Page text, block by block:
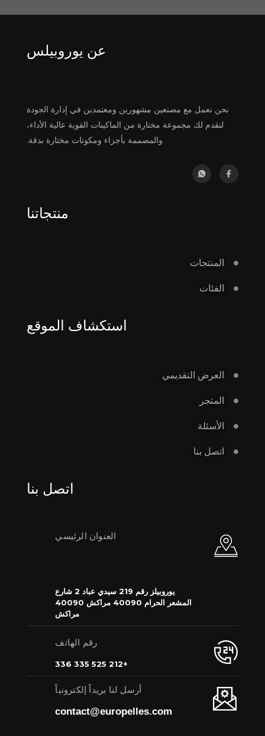
عن يوروبيلس
نحن نعمل مع مصنعين مشهورين ومعتمدين في إدارة الجودة
لنقدم لك مجموعة مختارة من الماكينات القوية عالية الأداء،
والمصممة بأجزاء ومكونات مختارة بدقة.
منتجاتنا
المنتجات
الفئات
استكشاف الموقع
العرض التقديمي
المتجر
الأسئلة
اتصل بنا
اتصل بنا
العنوان الرئيسي
يوروبيلز رقم 219 سيدي عباد 2 شارع
المشعر الحرام 40090 مراكش 40090
مراكش
رقم الهاتف
+212 525 335 336
أرسل لنا بريداً إلكترونياً
contact@europelles.com